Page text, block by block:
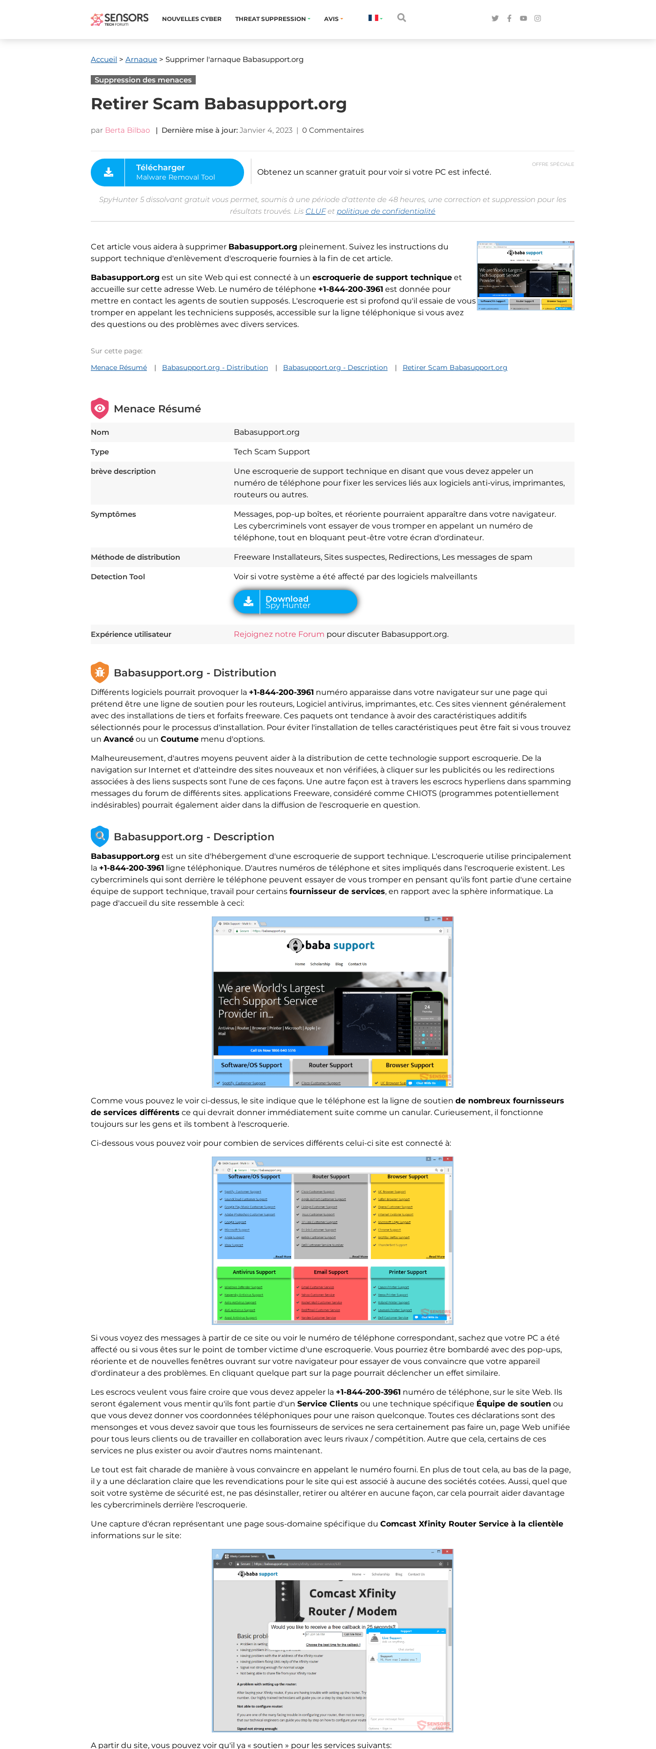
NOUVELLES CYBER THREAT SUPPRESSION AVIS
Accueil > Arnaque > Supprimer l'arnaque Babasupport.org
Suppression des menaces
Retirer Scam Babasupport.org
par Berta Bilbao | Dernière mise à jour: Janvier 4, 2023 | 0 Commentaires
OFFRE SPÉCIALE
Malware Removal Tool
Obtenez un scanner gratuit pour voir si votre PC est infecté.
SpyHunter 5 dissolvant gratuit vous permet, soumis à une période d'attente de 48 heures, une correction et suppression pour les
résultats trouvés. Lis CLUFet politique de confidentialité
Cet article vous aidera à supprimer Babasupport.org pleinement. Suivez les instructions du
support technique d'enlèvement d'escroquerie fournies à la fin de cet article.
Babasupport.org est un site Web qui est connecté à un escroquerie de support technique et
accueille sur cette adresse Web. Le numéro de téléphone +1-844-200-3961 est donnée pour
mettre en contact les agents de soutien supposés. L'escroquerie est si profond qu'il essaie de vous
tromper en appelant les techniciens supposés, accessible sur la ligne téléphonique si vous avez
des questions ou des problèmes avec divers services.
Sur cette page:
Menace Résumé
Babasupport.org - Distribution Babasupport.org - Description Retirer Scam Babasupport.org
Menace Résumé
Nom Babasupport.org
Type Tech Scam Support
brève description
Une escroquerie de support technique en disant que vous devez appeler un
numéro de téléphone pour fixer les services liés aux logiciels anti-virus, imprimantes,
routeurs ou autres.
Symptômes
Messages, pop-up boîtes, et réoriente pourraient apparaître dans votre navigateur.
Les cybercriminels vont essayer de vous tromper en appelant un numéro de
téléphone, tout en bloquant peut-être votre écran d'ordinateur.
Méthode de distribution Freeware Installateurs, Sites suspectes, Redirections, Les messages de spam
Detection Tool Voir si votre système a été affecté par des logiciels malveillants
Download
Expérience utilisateur Rejoignez notre Forum pour discuter Babasupport.org.
Babasupport.org - Distribution
Différents logiciels pourrait provoquer la +1-844-200-3961 numéro apparaisse dans votre navigateur sur une page qui
prétend être une ligne de soutien pour les routeurs, Logiciel antivirus, imprimantes, etc. Ces sites viennent généralement
avec des installations de tiers et forfaits freeware. Ces paquets ont tendance à avoir des caractéristiques additifs
sélectionnés pour le processus d'installation. Pour éviter l'installation de telles caractéristiques peut être fait si vous trouvez
un Avancé ou un Coutume menu d'options.
Malheureusement, d'autres moyens peuvent aider à la distribution de cette technologie support escroquerie. De la
navigation sur Internet et d'atteindre des sites nouveaux et non vérifiées, à cliquer sur les publicités ou les redirections
associées à des liens suspects sont l'une de ces façons. Une autre façon est à travers les escrocs hyperliens dans spamming
messages du forum de différents sites. applications Freeware, considéré comme CHIOTS (programmes potentiellement
indésirables) pourrait également aider dans la diffusion de l'escroquerie en question.
Babasupport.org - Description
Babasupport.org est un site d'hébergement d'une escroquerie de support technique. L'escroquerie utilise principalement
la +1-844-200-3961 ligne téléphonique. D'autres numéros de téléphone et sites impliqués dans l'escroquerie existent. Les
cybercriminels qui sont derrière le téléphone peuvent essayer de vous tromper en pensant qu'ils font partie d'une certaine
équipe de support technique, travail pour certains fournisseur de services, en rapport avec la sphère informatique. La
page d'accueil du site ressemble à ceci:
Comme vous pouvez le voir ci-dessus, le site indique que le téléphone est la ligne de soutien de nombreux fournisseurs
de services différents ce qui devrait donner immédiatement suite comme un canular. Curieusement, il fonctionne
toujours sur les gens et ils tombent à l'escroquerie.
Ci-dessous vous pouvez voir pour combien de services différents celui-ci site est connecté à:
Si vous voyez des messages à partir de ce site ou voir le numéro de téléphone correspondant, sachez que votre PC a été
affecté ou si vous êtes sur le point de tomber victime d'une escroquerie. Vous pourriez être bombardé avec des pop-ups,
réoriente et de nouvelles fenêtres ouvrant sur votre navigateur pour essayer de vous convaincre que votre appareil
d'ordinateur a des problèmes. En cliquant quelque part sur la page pourrait déclencher un effet similaire.
Les escrocs veulent vous faire croire que vous devez appeler la +1-844-200-3961 numéro de téléphone, sur le site Web. Ils
seront également vous mentir qu'ils font partie d'un Service Clients ou une technique spécifique Équipe de soutien ou
que vous devez donner vos coordonnées téléphoniques pour une raison quelconque. Toutes ces déclarations sont des
mensonges et vous devez savoir que tous les fournisseurs de services ne sera certainement pas faire un, page Web unifiée
pour tous leurs clients ou de travailler en collaboration avec leurs rivaux / compétition. Autre que cela, certains de ces
services ne plus exister ou avoir d'autres noms maintenant.
Le tout est fait charade de manière à vous convaincre en appelant le numéro fourni. En plus de tout cela, au bas de la page,
il y a une déclaration claire que les revendications pour le site qui est associé à aucune des sociétés cotées. Aussi, quel que
soit votre système de sécurité est, ne pas désinstaller, retirer ou altérer en aucune façon, car cela pourrait aider davantage
les cybercriminels derrière l'escroquerie.
Une capture d'écran représentant une page sous-domaine spécifique du Comcast Xfinity Router Service à la clientèle
informations sur le site:
A partir du site, vous pouvez voir qu'il ya « soutien » pour les services suivants: